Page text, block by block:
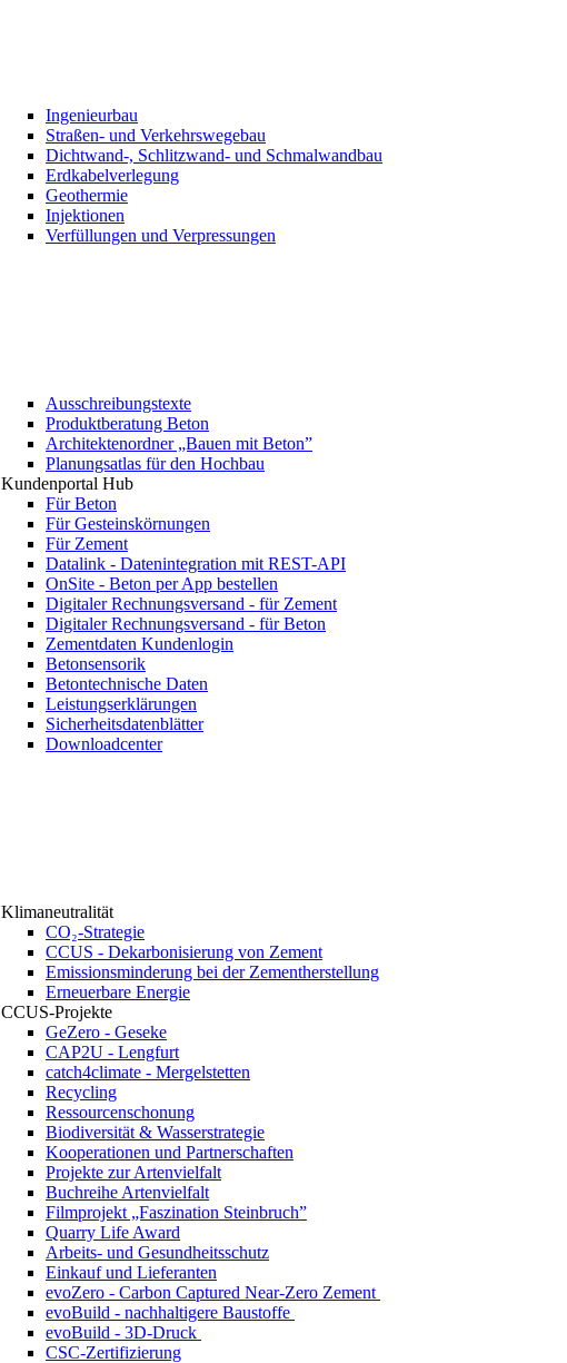
Ingenieurbau
Straßen- und Verkehrswegebau
Dichtwand-, Schlitzwand- und Schmalwandbau
Erdkabelverlegung
Geothermie
Injektionen
Verfüllungen und Verpressungen
Ausschreibungstexte
Produktberatung Beton
Architektenordner „Bauen mit Beton”
Planungsatlas für den Hochbau
Kundenportal Hub
Für Beton
Für Gesteinskörnungen
Für Zement
Datalink - Datenintegration mit REST-API
OnSite - Beton per App bestellen
Digitaler Rechnungsversand - für Zement
Digitaler Rechnungsversand - für Beton
Zementdaten Kundenlogin
Betonsensorik
Betontechnische Daten
Leistungserklärungen
Sicherheitsdatenblätter
Downloadcenter
Klimaneutralität
CO₂-Strategie
CCUS - Dekarbonisierung von Zement
Emissionsminderung bei der Zementherstellung
Erneuerbare Energie
CCUS-Projekte
GeZero - Geseke
CAP2U - Lengfurt
catch4climate - Mergelstetten
Recycling
Ressourcenschonung
Biodiversität & Wasserstrategie
Kooperationen und Partnerschaften
Projekte zur Artenvielfalt
Buchreihe Artenvielfalt
Filmprojekt „Faszination Steinbruch”
Quarry Life Award
Arbeits- und Gesundheitsschutz
Einkauf und Lieferanten
evoZero - Carbon Captured Near-Zero Zement
evoBuild - nachhaltigere Baustoffe
evoBuild - 3D-Druck
CSC-Zertifizierung